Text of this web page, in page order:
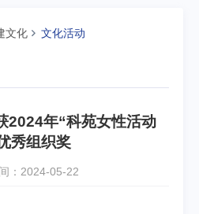
文化 文化活动
2024年“科苑女性活动
秀组织奖
：2024-05-22